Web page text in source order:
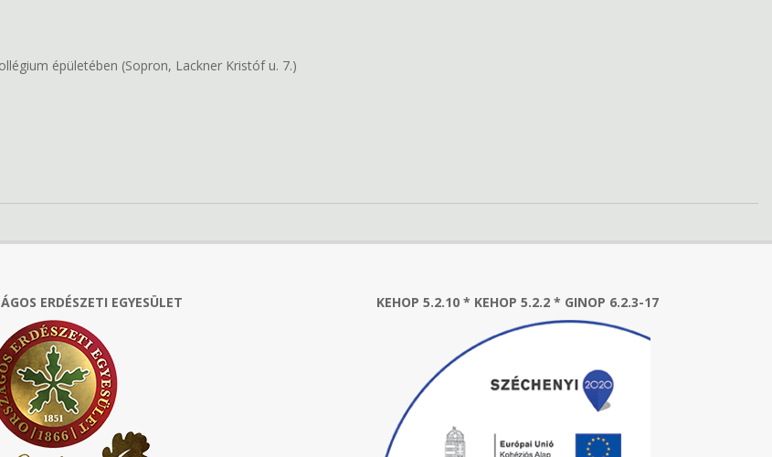
épületében (Sopron, Lackner Kristóf u. 7.)
ERDÉSZETI EGYESÜLET KEHOP 5.2.10 * KEHOP 5.2.2 * GINOP 6.2.3-17